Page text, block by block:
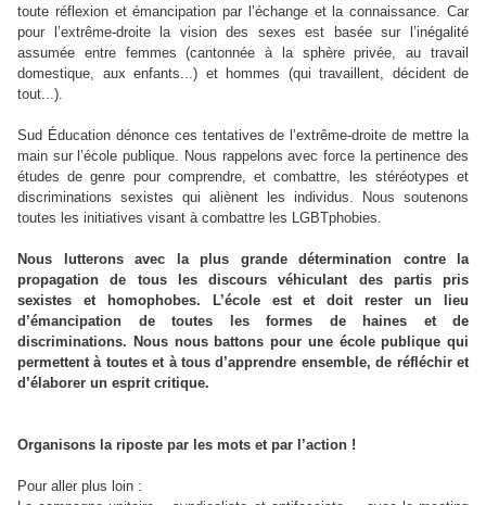
toute réflexion et émancipation par l’échange et la connaissance. Car
pour l’extrême-droite la vision des sexes est basée sur l’inégalité
assumée entre femmes (cantonnée à la sphère privée, au travail
domestique, aux enfants...) et hommes (qui travaillent, décident de
tout...).
Sud Éducation dénonce ces tentatives de l’extrême-droite de mettre la
main sur l’école publique. Nous rappelons avec force la pertinence des
études de genre pour comprendre, et combattre, les stéréotypes et
discriminations sexistes qui aliènent les individus. Nous soutenons
toutes les initiatives visant à combattre les LGBTphobies.
Nous lutterons avec la plus grande détermination contre la
propagation de tous les discours véhiculant des partis pris
sexistes et homophobes. L’école est et doit rester un lieu
d’émancipation de toutes les formes de haines et de
discriminations. Nous nous battons pour une école publique qui
permettent à toutes et à tous d’apprendre ensemble, de réfléchir et
d’élaborer un esprit critique.
Organisons la riposte par les mots et par l’action !
Pour aller plus loin :